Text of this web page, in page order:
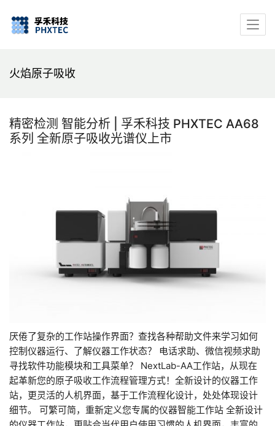
火焰原子吸收
精密检测 智能分析 | 孚禾科技 PHXTEC AA68
系列 全新原子吸收光谱仪上市
厌倦了复杂的工作站操作界面？查找各种帮助文件来学习如何
控制仪器运行、了解仪器工作状态？ 电话求助、微信视频求助
寻找软件功能模块和工具菜单？ NextLab-AA工作站，从现在
起革新您的原子吸收工作流程管理方式！全新设计的仪器工作
站，更灵活的人机界面，基于工作流程化设计，处处体现设计
细节。 可繁可简，重新定义您专属的仪器智能工作站 全新设计